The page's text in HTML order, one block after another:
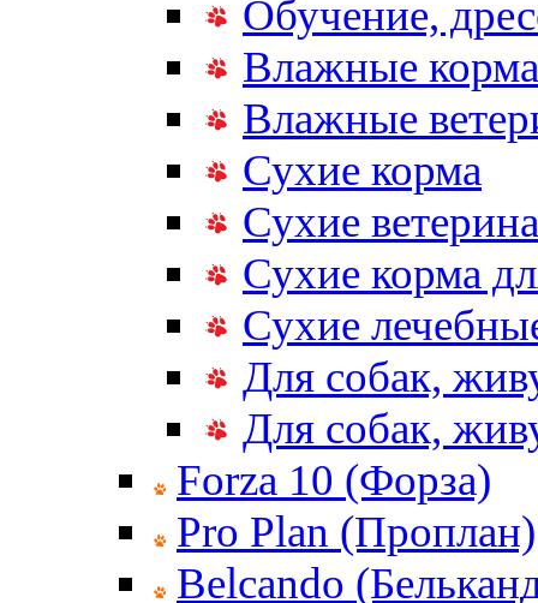
Обучение,
Влажные корма
Влажные
Сухие корма
Сухие
Сухие корма
Сухие
Для собак,
Для собак,
Forza 10 (Форза)
Pro Plan (Проплан)
Belcando